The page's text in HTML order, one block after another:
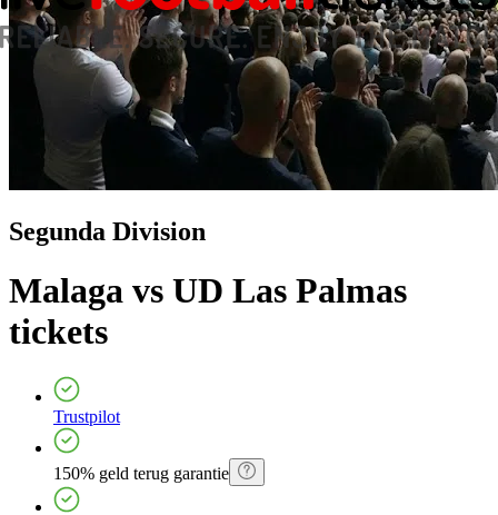
Segunda Division
Malaga vs UD Las Palmas
tickets
Trustpilot
150% geld terug garantie